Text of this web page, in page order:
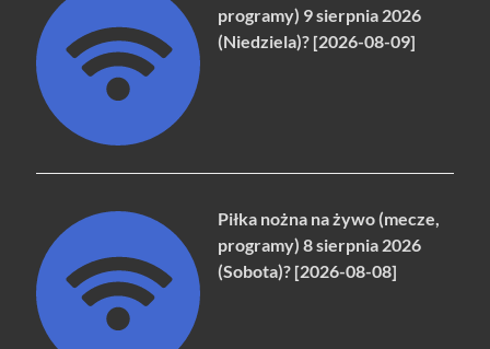
programy) 9 sierpnia 2026
(Niedziela)? [2026-08-09]
Piłka nożna na żywo (mecze,
programy) 8 sierpnia 2026
(Sobota)? [2026-08-08]